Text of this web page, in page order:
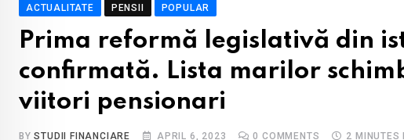
ACTUALITATE PENSII POPULAR
Prima reformă legislativă din
confirmată. Lista marilor
viitori pensionari
BYSTUDII FINANCIARE APRIL 6, 2023 0 COMMENTS 2 MINUTES